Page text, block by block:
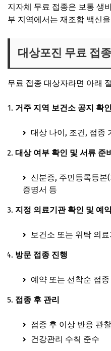
지자체 무료 접종은 보통 생
부 지역에서는 재조합 백신
대상포진 무료 접
무료 접종 대상자라면 아래
거주 지역 보건소 공지 확인
대상 나이, 조건, 접종
대상 여부 확인 및 서류 준
신분증, 주민등록등본
증명서 등
지정 의료기관 확인 및 예
보건소 또는 위탁 의
방문 접종 진행
예약 또는 선착순 접
접종 후 관리
접종 후 이상 반응 관찰
건강관리 수칙 준수